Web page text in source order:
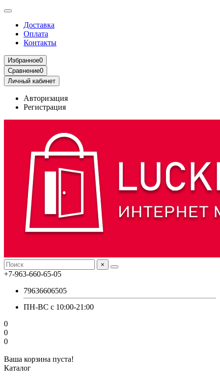
Доставка
Оплата
Контакты
Избранное0
Сравнение0
Личный кабинет
Авторизация
Регистрация
×
+7-963-660-65-05
79636606505
ПН-ВС с 10:00-21:00
0
0
0
Ваша корзина пуста!
Каталог